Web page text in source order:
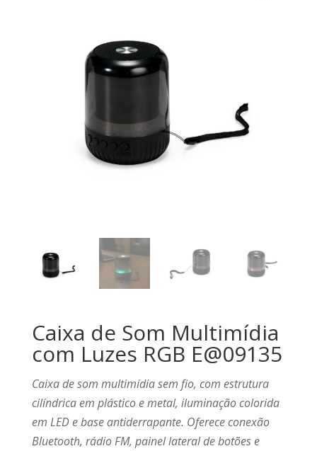
Caixa de Som Multimídia
com Luzes RGB E@09135
Caixa de som multimídia sem fio, com estrutura
cilíndrica em plástico e metal, iluminação colorida
em LED e base antiderrapante. Oferece conexão
Bluetooth, rádio FM, painel lateral de botões e